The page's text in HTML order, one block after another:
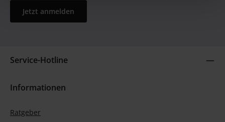
Jetzt anmelden
Service-Hotline
Informationen
Ratgeber